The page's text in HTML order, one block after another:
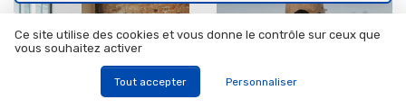
Ce site utilise des cookies et vous donne le contrôle sur ceux que
vous souhaitez activer
Tout accepter Personnaliser